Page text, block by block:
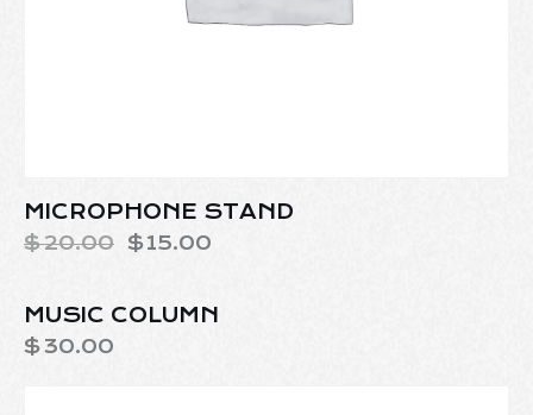
MICROPHONE STAND
$20.00 $15.00
MUSIC COLUMN
$30.00